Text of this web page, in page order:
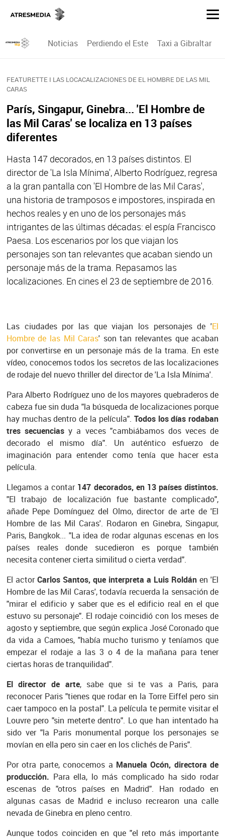
Noticias Perdiendo el Este Taxi a Gibraltar
FEATURETTE I LAS LOCACALIZACIONES DE EL HOMBRE DE LAS MIL
CARAS
París, Singapur, Ginebra... 'El Hombre de
las Mil Caras' se localiza en 13 países
diferentes
Hasta 147 decorados, en 13 países distintos. El
director de 'La Isla Mínima', Alberto Rodríguez, regresa
a la gran pantalla con 'El Hombre de las Mil Caras',
una historia de tramposos e impostores, inspirada en
hechos reales y en uno de los personajes más
intrigantes de las últimas décadas: el espía Francisco
Paesa. Los escenarios por los que viajan los
personajes son tan relevantes que acaban siendo un
personaje más de la trama. Repasamos las
localizaciones. En cines el 23 de septiembre de 2016.
Las ciudades por las que viajan los personajes de 'El
Hombre de las Mil Caras' son tan relevantes que acaban
por convertirse en un personaje más de la trama. En este
vídeo, conocemos todos los secretos de las localizaciones
de rodaje del nuevo thriller del director de 'La Isla Mínima'.
Para Alberto Rodríguez uno de los mayores quebraderos de
cabeza fue sin duda "la búsqueda de localizaciones porque
hay muchas dentro de la película". Todos los días rodaban
tres secuenciasy a veces "cambiábamos dos veces de
decorado el mismo día". Un auténtico esfuerzo de
imaginación para entender como tenía que hacer esta
película.
Llegamos a contar147 decorados, en 13 países distintos.
"El trabajo de localización fue bastante complicado",
añade Pepe Domínguez del Olmo, director de arte de 'El
Hombre de las Mil Caras'. Rodaron en Ginebra, Singapur,
Paris, Bangkok... "La idea de rodar algunas escenas en los
países reales donde sucedieron es porque también
necesita contener cierta similitud o cierta verdad".
El actorCarlos Santos, que interpreta a Luis Roldánen 'El
Hombre de las Mil Caras', todavía recuerda la sensación de
"mirar el edificio y saber que es el edificio real en el que
estuvo su personaje". El rodaje coincidió con los meses de
agosto y septiembre, que según explica José Coronado que
da vida a Camoes, "había mucho turismo y teníamos que
empezar el rodaje a las 3 o 4 de la mañana para tener
ciertas horas de tranquilidad".
El director de arte, sabe que si te vas a Paris, para
reconocer Paris "tienes que rodar en la Torre Eiffel pero sin
caer tampoco en la postal". La película te permite visitar el
Louvre pero "sin meterte dentro". Lo que han intentado ha
sido ver "la Paris monumental porque los personajes se
movían en ella pero sin caer en los clichés de Paris".
Por otra parte, conocemos a Manuela Ocón, directora de
producción. Para ella, lo más complicado ha sido rodar
escenas de "otros países en Madrid". Han rodado en
algunas casas de Madrid e incluso recrearon una calle
nevada de Ginebra en pleno centro.
Aunque todos coinciden en que "el reto más importante